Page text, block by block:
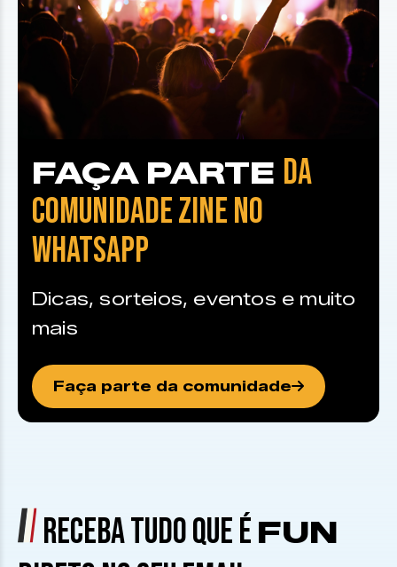
FAÇA PARTE DA
COMUNIDADE ZINE NO
WHATSAPP
Dicas, sorteios, eventos e muito
mais
Faça parte da comunidade
RECEBA TUDO QUE É FUN